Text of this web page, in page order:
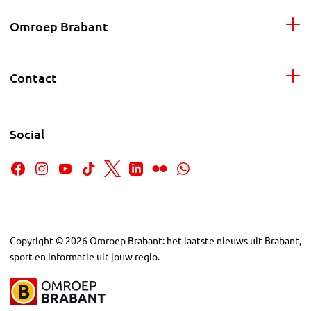
Omroep Brabant
Contact
Social
Copyright © 2026Omroep Brabant: het laatste nieuws uit Brabant,
sport en informatie uit jouw regio.